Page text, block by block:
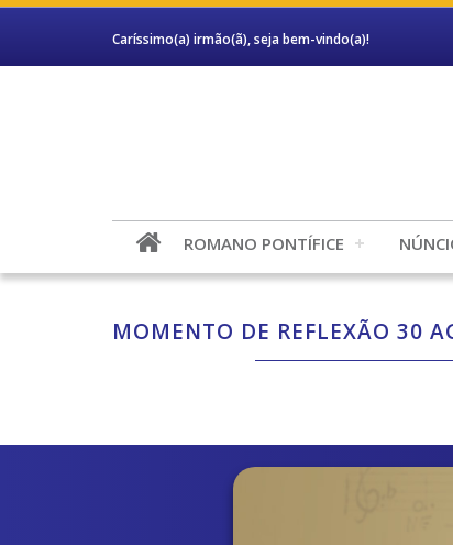
Caríssimo(a) irmão(ã), seja bem-vindo(a)!
ROMANO PONTÍFICE
MOMENTO DE REFLEXÃO 30